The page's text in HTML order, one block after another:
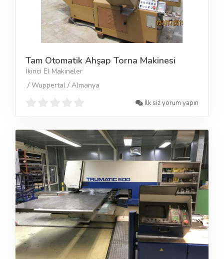
Tam Otomatik Ahşap Torna Makinesi
İkinci El Makineler
/ Wuppertal / Almanya
İlk siz yorum yapın